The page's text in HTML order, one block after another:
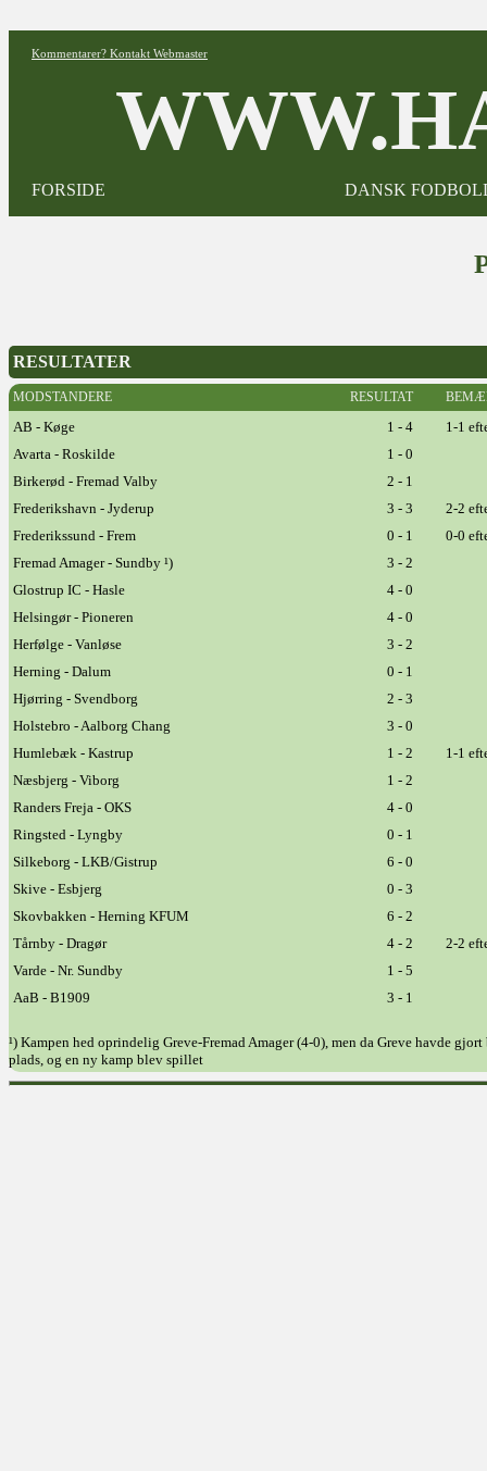
Kommentarer? Kontakt Webmaster
FORSIDE DANSK
RESULTATER
MODSTANDERE RESULTAT
AB - Køge 1 - 4
1-1
Avarta - Roskilde
1 - 0
Birkerød - Fremad Valby
2 - 1
Frederikshavn - Jyderup
3 - 3
2-2
Frederikssund - Frem
0 - 1
0-0
Fremad Amager - Sundby ¹)
3 - 2
Glostrup IC - Hasle
4 - 0
Helsingør - Pioneren
4 - 0
Herfølge - Vanløse
3 - 2
Herning - Dalum
0 - 1
Hjørring - Svendborg
2 - 3
Holstebro - Aalborg Chang
3 - 0
Humlebæk - Kastrup
1 - 2
1-1
Næsbjerg - Viborg
1 - 2
Randers Freja - OKS
4 - 0
Ringsted - Lyngby
0 - 1
Silkeborg - LKB/Gistrup
6 - 0
Skive - Esbjerg
0 - 3
Skovbakken - Herning KFUM
6 - 2
Tårnby - Dragør
4 - 2
2-2
Varde - Nr. Sundby
1 - 5
AaB - B1909
3 - 1
¹) Kampen hed oprindelig Greve-Fremad Amager (4-0), men da Greve havde
plads, og en ny kamp blev spillet